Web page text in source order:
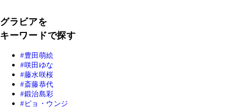
グラビアを
キーワードで探す
豊田萌絵
咲田ゆな
藤水咲桜
斎藤恭代
鍛治島彩
ピョ・ウンジ